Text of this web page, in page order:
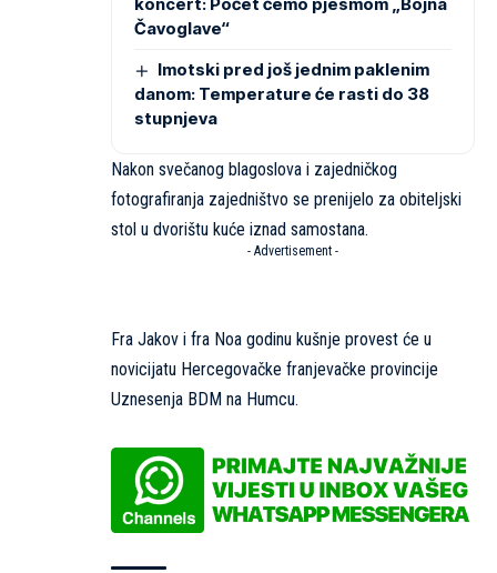
koncert: Počet ćemo pjesmom „Bojna
Čavoglave“
Imotski pred još jednim paklenim
danom: Temperature će rasti do 38
stupnjeva
Nakon svečanog blagoslova i zajedničkog
fotografiranja zajedništvo se prenijelo za obiteljski
stol u dvorištu kuće iznad samostana.
- Advertisement -
Fra Jakov i fra Noa godinu kušnje provest će u
novicijatu Hercegovačke franjevačke provincije
Uznesenja BDM na Humcu.